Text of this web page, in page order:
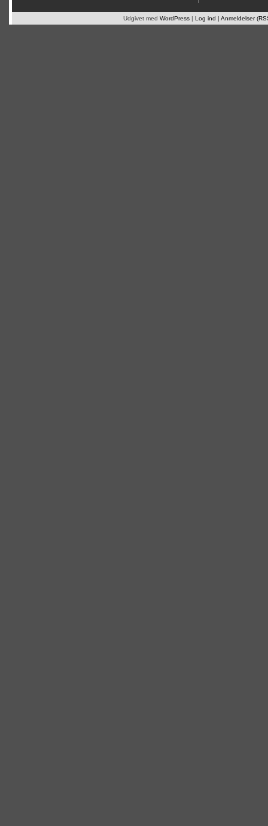
Udgivet med WordPress | Log ind | Anmeldelser